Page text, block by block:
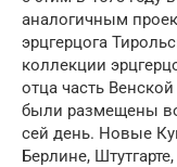
аналогичным
эрцгерцога
коллекции
отца часть
были размещены
сей день. Новые
Берлине,